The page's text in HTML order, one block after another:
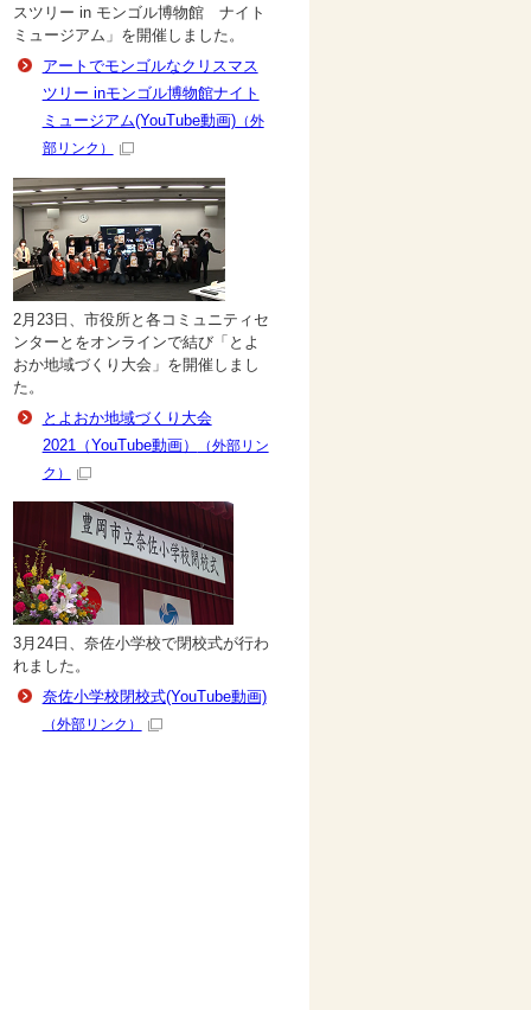
スツリー in モンゴル博物館 ナイト
ミュージアム」を開催しました。
アートでモンゴルなクリスマス
ツリー inモンゴル博物館ナイト
ミュージアム(YouTube動画)（外
部リンク）
2月23日、市役所と各コミュニティセ
ンターとをオンラインで結び「とよ
おか地域づくり大会」を開催しまし
た。
とよおか地域づくり大会
2021（YouTube動画）
（外部リン
ク）
3月24日、奈佐小学校で閉校式が行わ
れました。
奈佐小学校閉校式(YouTube動画)
（外部リンク）